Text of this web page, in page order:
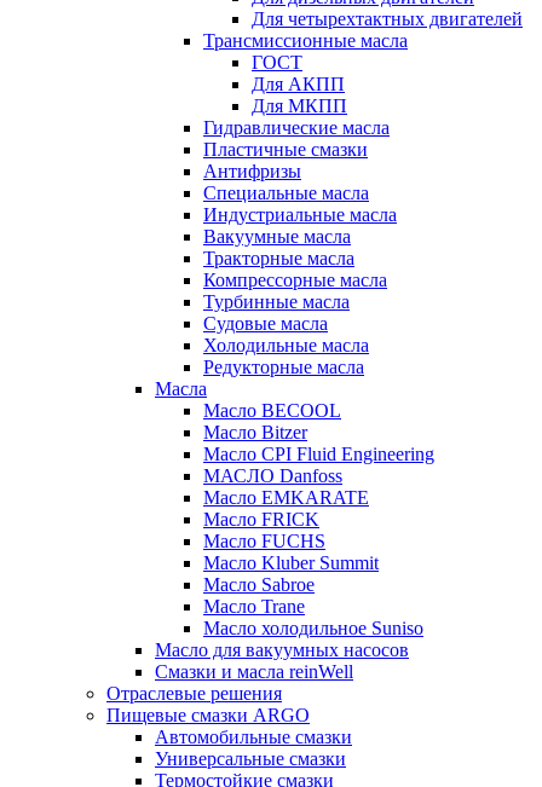
Для четырехтактных двигателей
Трансмиссионные масла
ГОСТ
Для АКПП
Для МКПП
Гидравлические масла
Пластичные смазки
Антифризы
Специальные масла
Индустриальные масла
Вакуумные масла
Тракторные масла
Компрессорные масла
Турбинные масла
Судовые масла
Холодильные масла
Редукторные масла
Масла
Масло BECOOL
Масло Bitzer
Масло CPI Fluid Engineering
МАСЛО Danfoss
Масло EMKARATE
Масло FRICK
Масло FUCHS
Масло Kluber Summit
Масло Sabroe
Масло Trane
Масло холодильное Suniso
Масло для вакуумных насосов
Смазки и масла reinWell
Отраслевые решения
Пищевые смазки ARGO
Автомобильные смазки
Универсальные смазки
Термостойкие смазки